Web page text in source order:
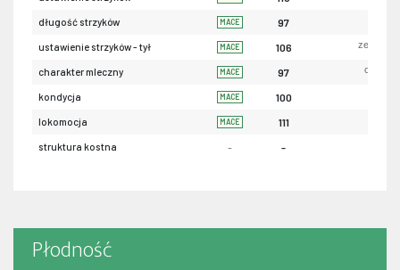
długość strzyków MACE 97
ustawienie strzyków - tył MACE 106
charakter mleczny MACE 97
kondycja MACE 100
lokomocja MACE 111
struktura kostna - -
Płodność